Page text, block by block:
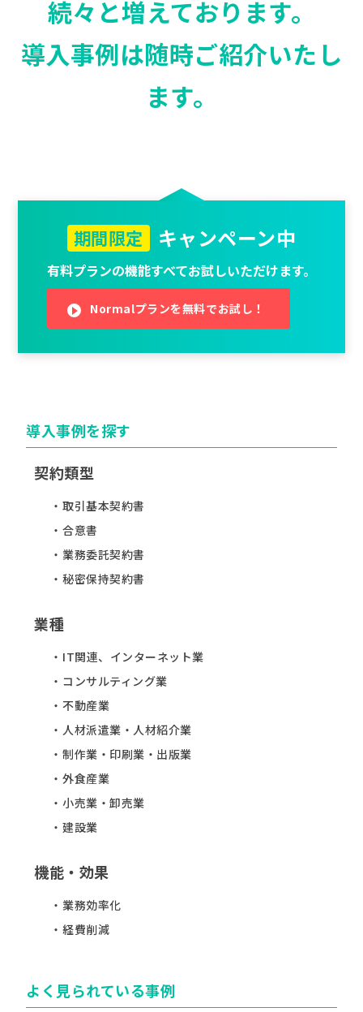
続々と増えております。
導入事例は随時ご紹介いたし
ます。
期間限定 キャンペーン中
有料プランの機能すべてお試しいただけます。
Normalプランを無料でお試し！
導入事例を探す
契約類型
取引基本契約書
合意書
業務委託契約書
秘密保持契約書
業種
IT関連、インターネット業
コンサルティング業
不動産業
人材派遣業・人材紹介業
制作業・印刷業・出版業
外食産業
小売業・卸売業
建設業
機能・効果
業務効率化
経費削減
よく見られている事例